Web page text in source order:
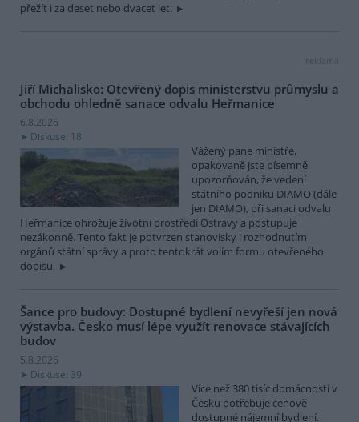
přežít i za deset nebo dvacet let.
reklama
Jiří Michalisko: Otevřený dopis ministerstvu průmyslu a
obchodu ohledně sanace odvalu Heřmanice
6.8.2026
Diskuse: 18
Vážený pane ministře,
opakovaně jste písemně
upozorňován, že vedení
státního podniku DIAMO (dále
jen DIAMO), při sanaci odvalu
Heřmanice ohrožuje životní prostředí Ostravy a postupuje
nezákonně. Tento fakt je potvrzen stanovisky i rozhodnutím
orgánů státní správy a proto tentokrát volím formu otevřeného
dopisu.
Šance pro budovy: Dostupné bydlení nevyřeší jen nová
výstavba. Česko musí lépe využít renovace stávajících
budov
5.8.2026
Diskuse: 39
Více než 380 tisíc domácností v
Česku potřebuje cenově
dostupné nájemní bydlení.